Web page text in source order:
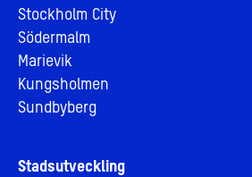
Stockholm City
Södermalm
Marievik
Kungsholmen
Sundbyberg
Stadsutveckling